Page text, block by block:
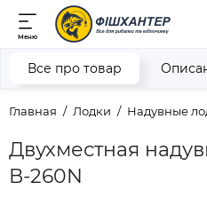
Меню
Главная Лодки Надувные
Двухместная
В-260N
Все про товар